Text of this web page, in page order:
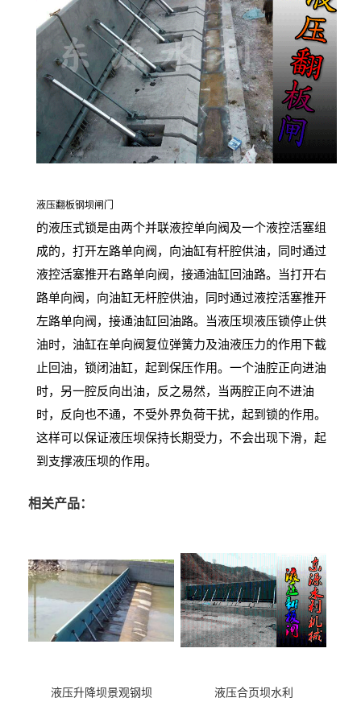
液压翻板钢坝闸门
的液压式锁是由两个并联液控单向阀及一个液控活塞组
成的，打开左路单向阀，向油缸有杆腔供油，同时通过
液控活塞推开右路单向阀，接通油缸回油路。当打开右
路单向阀，向油缸无杆腔供油，同时通过液控活塞推开
左路单向阀，接通油缸回油路。当液压坝液压锁停止供
油时，油缸在单向阀复位弹簧力及油液压力的作用下截
止回油，锁闭油缸，起到保压作用。一个油腔正向进油
时，另一腔反向出油，反之易然，当两腔正向不进油
时，反向也不通，不受外界负荷干扰，起到锁的作用。
这样可以保证液压坝保持长期受力，不会出现下滑，起
到支撑液压坝的作用。
相关产品：
液压升降坝景观钢坝 液压合页坝水利